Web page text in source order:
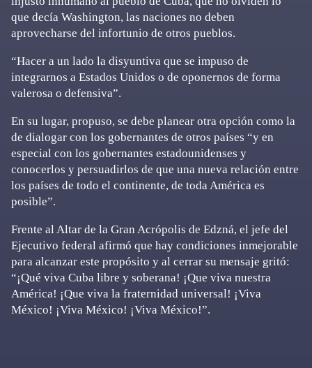
que decía Washington, las naciones no deben
aprovecharse del infortunio de otros pueblos.
“Hacer a un lado la disyuntiva que se impuso de
integrarnos a Estados Unidos o de oponernos de forma
valerosa o defensiva”.
En su lugar, propuso, se debe planear otra opción como la
de dialogar con los gobernantes de otros países “y en
especial con los gobernantes estadounidenses y
conocerlos y persuadirlos de que una nueva relación entre
los países de todo el continente, de toda América es
posible”.
Frente al Altar de la Gran Acrópolis de Edzná, el jefe del
Ejecutivo federal afirmó que hay condiciones inmejorable
para alcanzar este propósito y al cerrar su mensaje gritó:
“¡Qué viva Cuba libre y soberana! ¡Que viva nuestra
América! ¡Que viva la fraternidad universal! ¡Viva
México! ¡Viva México! ¡Viva México!”.